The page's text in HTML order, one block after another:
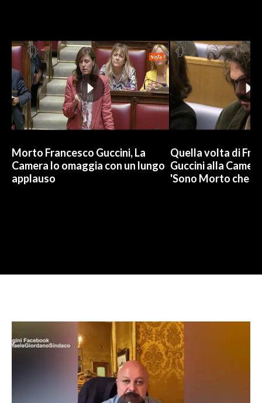
Morto Francesco Guccini, La
Camera lo omaggia con un lungo
applauso
Quella volta di
Guccini alla
'Sono Morto che